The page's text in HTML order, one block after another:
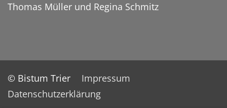
Thomas Müller und Regina Schmitz
© Bistum Trier
Impressum
Datenschutzerklärung